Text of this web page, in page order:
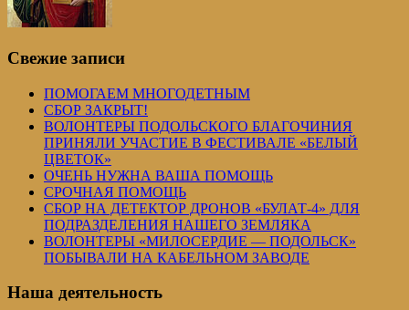
Свежие записи
ПОМОГАЕМ МНОГОДЕТНЫМ
СБОР ЗАКРЫТ!
ВОЛОНТЕРЫ ПОДОЛЬСКОГО БЛАГОЧИНИЯ
ПРИНЯЛИ УЧАСТИЕ В ФЕСТИВАЛЕ «БЕЛЫЙ
ЦВЕТОК»
ОЧЕНЬ НУЖНА ВАША ПОМОЩЬ
СРОЧНАЯ ПОМОЩЬ
СБОР НА ДЕТЕКТОР ДРОНОВ «БУЛАТ-4» ДЛЯ
ПОДРАЗДЕЛЕНИЯ НАШЕГО ЗЕМЛЯКА
ВОЛОНТЕРЫ «МИЛОСЕРДИЕ — ПОДОЛЬСК»
ПОБЫВАЛИ НА КАБЕЛЬНОМ ЗАВОДЕ
Наша деятельность